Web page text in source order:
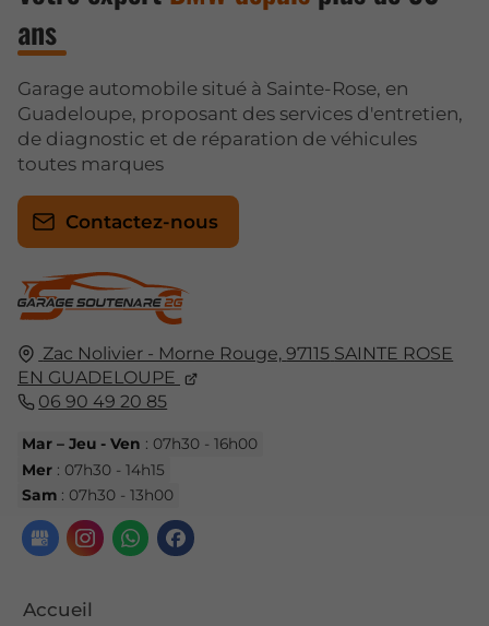
Zac Nolivier - Morne Rouge, 97115 SAINTE ROSE
EN GUADELOUPE
06 90 49 20 85
Mar – Jeu - Ven : 07h30 - 16h00
Mer : 07h30 - 14h15
Sam : 07h30 - 13h00
Accueil
ans
Garage automobile situé à Sainte-Rose, en
Guadeloupe, proposant des services d'entretien,
de diagnostic et de réparation de véhicules
toutes marques
Contactez-nous